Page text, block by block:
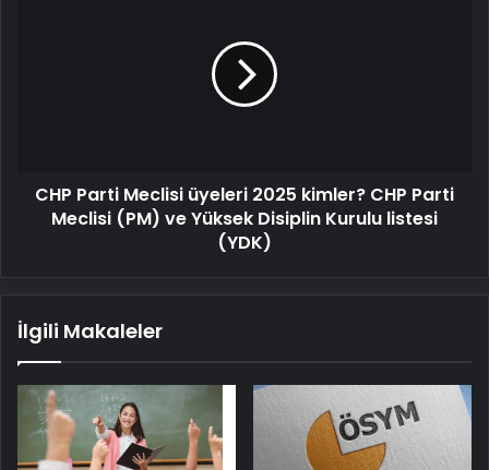
(PM)
(YDK)
CHP Parti Meclisi üyeleri 2025 kimler? CHP Parti
Meclisi (PM) ve Yüksek Disiplin Kurulu listesi
(YDK)
İlgili Makaleler